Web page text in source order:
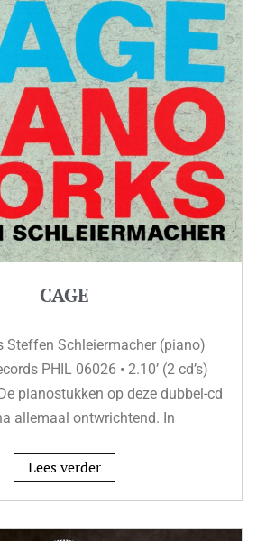
CAGE
Steffen Schleiermacher (piano)
PHIL 06026 • 2.10’ (2 cd’s)
pianostukken op deze dubbel-cd
allemaal ontwrichtend. In
Lees verder